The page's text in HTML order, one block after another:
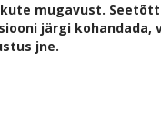
mugavust.
järgi kohandada,
jne.